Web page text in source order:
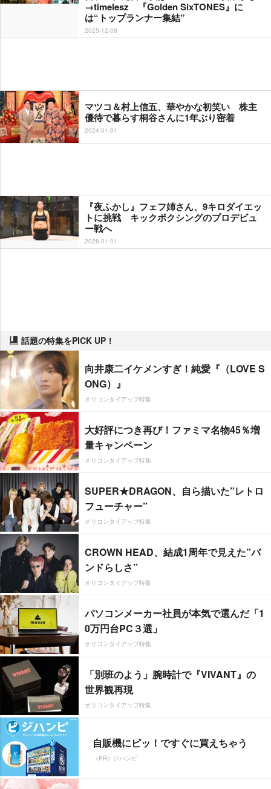
→timelesz 『Golden SixTONES』に
は“トップランナー集結”
2025-12-08
マツコ＆村上信五、華やかな初笑い 株主
優待で暮らす桐谷さんに1年ぶり密着
2024-01-01
『夜ふかし』フェフ姉さん、9キロダイエッ
トに挑戦 キックボクシングのプロデビュ
ー戦へ
2026-01-01
話題の特集をPICK UP！
向井康二イケメンすぎ！純愛『（LOVE S
ONG）』
オリコンタイアップ特集
大好評につき再び！ファミマ名物45％増
量キャンペーン
オリコンタイアップ特集
SUPER★DRAGON、自ら描いた”レトロ
フューチャー”
オリコンタイアップ特集
CROWN HEAD、結成1周年で見えた”バ
ンドらしさ”
オリコンタイアップ特集
パソコンメーカー社員が本気で選んだ「1
0万円台PC３選」
オリコンタイアップ特集
「別班のよう」腕時計で『VIVANT』の
世界観再現
オリコンタイアップ特集
自販機にピッ！ですぐに買えちゃう
（PR）ジハンピ